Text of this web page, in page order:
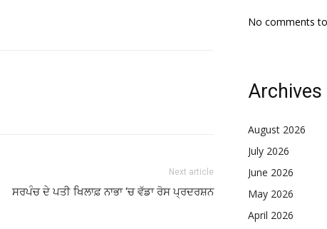
Next article
ਸਰਪੰਚ ਦੇ ਪਤੀ ਖਿਲਾਫ਼ ਨਾਭਾ ‘ਚ ਵੱਡਾ ਰੋਸ ਪ੍ਰਦਰਸ਼ਨ
No comments
Archives
August 2026
July 2026
June 2026
May 2026
April 2026